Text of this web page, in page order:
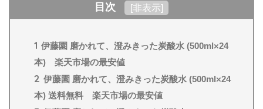
目次 [非表示]
1 伊藤園 磨かれて、澄みきった炭酸水 (500ml×24
本) 楽天市場の最安値
2 伊藤園 磨かれて、澄みきった炭酸水 (500ml×24
本) 送料無料 楽天市場の最安値